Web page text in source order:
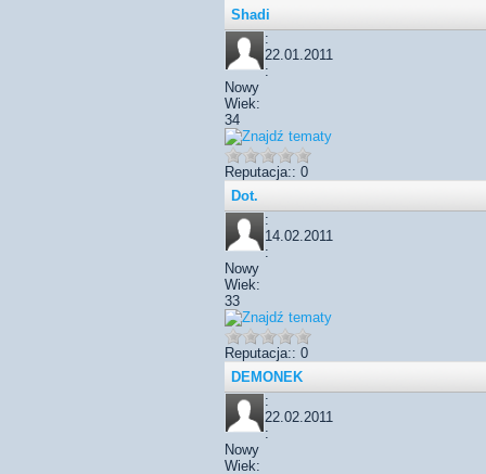
Shadi
:
22.01.2011
:
Nowy
Wiek:
34
Reputacja:: 0
Dot.
:
14.02.2011
:
Nowy
Wiek:
33
Reputacja:: 0
DEMONEK
:
22.02.2011
:
Nowy
Wiek: